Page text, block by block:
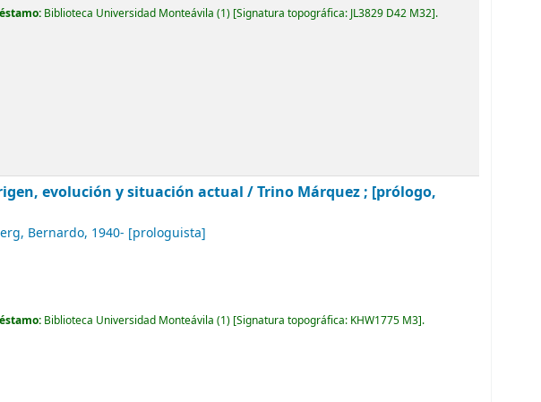
Biblioteca Universidad Monteávila (1) Signatura topográfica: JL3829 D42 M32 .
evolución y situación actual/ Trino Márquez ; [prólogo,
Bernardo, 1940- [prologuista]
Biblioteca Universidad Monteávila (1) Signatura topográfica: KHW1775 M3 .